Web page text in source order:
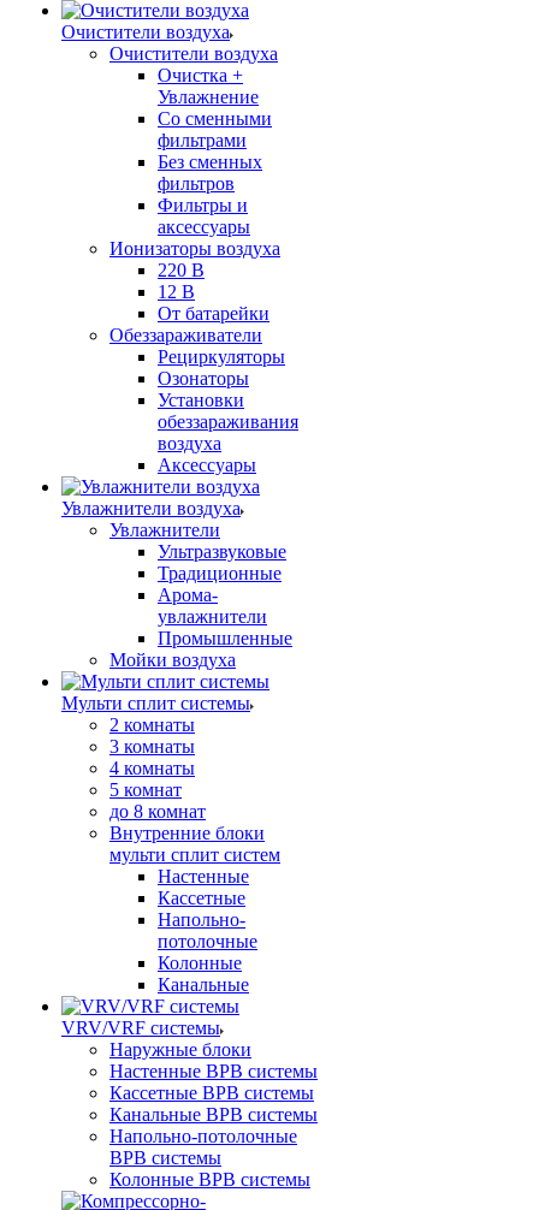
Очистители воздуха
Очистители воздуха
Очистка +
Увлажнение
Cо сменными
фильтрами
Без сменных
фильтров
Фильтры и
аксессуары
Ионизаторы воздуха
220 В
12 В
От батарейки
Обеззараживатели
Рециркуляторы
Озонаторы
Установки
обеззараживания
воздуха
Аксессуары
Увлажнители воздуха
Увлажнители
Ультразвуковые
Традиционные
Арома-
увлажнители
Промышленные
Мойки воздуха
Мульти сплит системы
2 комнаты
3 комнаты
4 комнаты
5 комнат
до 8 комнат
Внутренние блоки
мульти сплит систем
Настенные
Кассетные
Напольно-
потолочные
Колонные
Канальные
VRV/VRF системы
Наружные блоки
Настенные ВРВ системы
Кассетные ВРВ системы
Канальные ВРВ системы
Напольно-потолочные
ВРВ системы
Колонные ВРВ системы